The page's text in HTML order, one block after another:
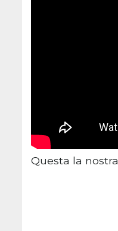
Questa la nostra